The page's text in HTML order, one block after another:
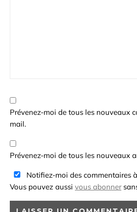
Prévenez-moi de tous les nouveaux
mail.
Prévenez-moi de tous les nouveaux
Notifiez-moi des commentaires
Vous pouvez aussi vous abonner